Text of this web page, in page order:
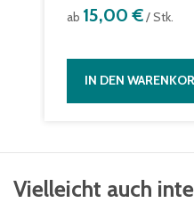
ab 15,00 €/ Stk.
IN DEN
Vielleicht auch